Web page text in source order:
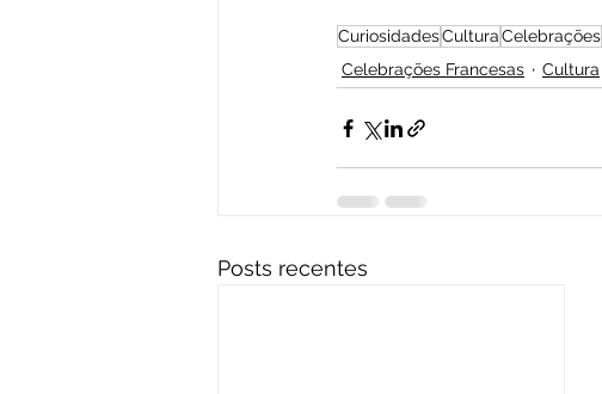
CuriosidadesCulturaCelebrações
Celebrações Francesas
Cultura
Posts recentes